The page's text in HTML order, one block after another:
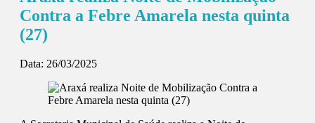
Contra a Febre Amarela nesta quinta
(27)
Data: 26/03/2025